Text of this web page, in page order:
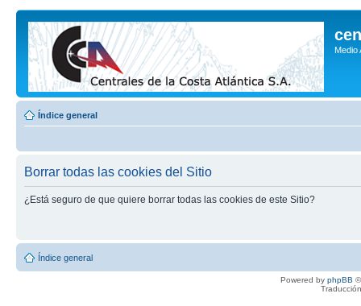
Medio
Índice general
Borrar todas las cookies del Sitio
¿Está seguro de que quiere borrar todas las cookies de este Sitio?
Índice general
Powered by phpBB